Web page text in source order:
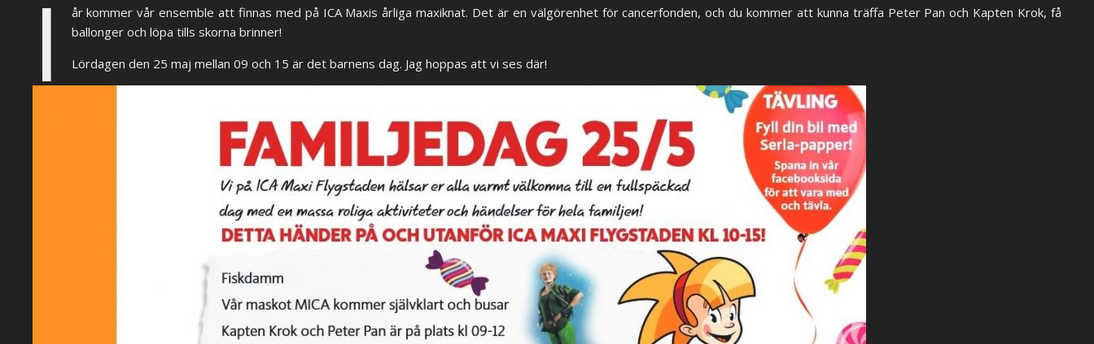
I
år kommer vår ensemble att finnas med på ICA Maxis årliga maxiknat. Det är en välgörenhet för cancerfonden, och du kommer att kunna träffa Peter Pan och Kapten Krok, få
ballonger och löpa tills skorna brinner!
Lördagen den 25 maj mellan 09 och 15 är det barnens dag. Jag hoppas att vi ses där!